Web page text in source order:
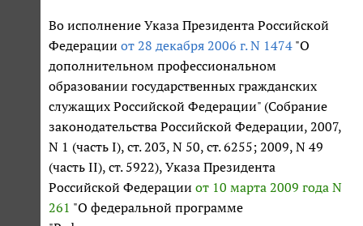
Во исполнение Указа Президента Российской
Федерации от 28 декабря 2006 г. N 1474 "О
дополнительном профессиональном
образовании государственных гражданских
служащих Российской Федерации" (Собрание
законодательства Российской Федерации, 2007,
N 1 (часть I), ст. 203, N 50, ст. 6255; 2009, N 49
(часть II), ст. 5922), Указа Президента
Российской Федерации от 10 марта 2009 года N
261 "О федеральной программе